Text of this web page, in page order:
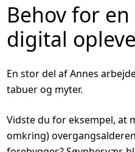
Behov for
digital
En stor del af Annes
tabuer og myter.
Vidste du for eksempel, at
omkring)